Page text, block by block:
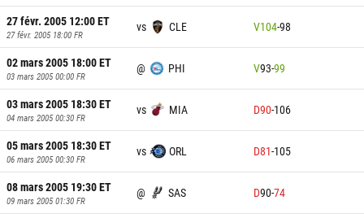
27 févr. 2005 12:00ET
27 févr. 2005 18:00 FR
vs CLE V104-98
02 mars 2005 18:00ET
03 mars 2005 00:00 FR
@ PHI V93-99
03 mars 2005 18:30ET
04 mars 2005 00:30 FR
vs MIA D90-106
05 mars 2005 18:30ET
06 mars 2005 00:30 FR
vs ORL D81-105
08 mars 2005 19:30ET
09 mars 2005 01:30 FR
@ SAS D90-74